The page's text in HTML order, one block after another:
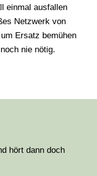
einmal ausfallen
Netzwerk von
Ersatz bemühen
nie nötig.
hört dann doch